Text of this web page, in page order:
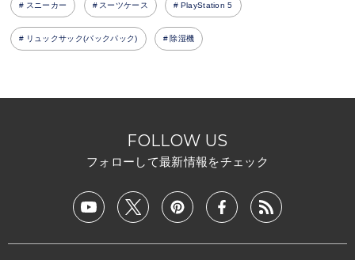
スニーカー スーツケース PlayStation 5
リュックサック(バックパック) 除湿機
FOLLOW US
フォローして最新情報をチェック